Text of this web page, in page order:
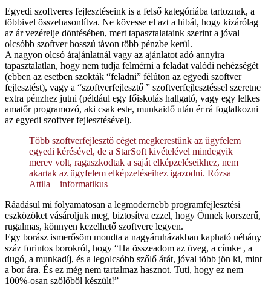
Egyedi szoftveres fejlesztéseink is a felső kategóriába tartoznak, a
többivel összehasonlítva. Ne kövesse el azt a hibát, hogy kizárólag
az ár vezérelje döntésében, mert tapasztalataink szerint a jóval
olcsóbb szoftver hosszú távon több pénzbe kerül.
A nagyon olcsó árajánlatnál vagy az ajánlatot adó annyira
tapasztalatlan, hogy nem tudja felmérni a feladat valódi nehézségét
(ebben az esetben szokták “feladni” félúton az egyedi szoftver
fejlesztést), vagy a “szoftverfejlesztő ” szoftverfejlesztéssel szeretne
extra pénzhez jutni (például egy főiskolás hallgató, vagy egy lelkes
amatőr programozó, aki csak este, munkaidő után ér rá foglalkozni
az egyedi szoftver fejlesztésével).
Több szoftverfejlesztő céget megkerestünk az ügyfelem
egyedi kérésével, de a StarSoft kivételével mindegyik
merev volt, ragaszkodtak a saját elképzeléseikhez, nem
akartak az ügyfelem elképzeléseihez igazodni. Rózsa
Attila – informatikus
Ráadásul mi folyamatosan a legmodernebb programfejlesztési
eszközöket vásároljuk meg, biztosítva ezzel, hogy Önnek korszerű,
rugalmas, könnyen kezelhető szoftvere legyen.
Egy borász ismerősöm mondta a nagyáruházakban kapható néhány
száz forintos borokról, hogy “Ha összeadom az üveg, a címke , a
dugó, a munkadíj, és a legolcsóbb szőlő árát, jóval több jön ki, mint
a bor ára. És ez még nem tartalmaz hasznot. Tuti, hogy ez nem
100%-osan szőlőből készült!”